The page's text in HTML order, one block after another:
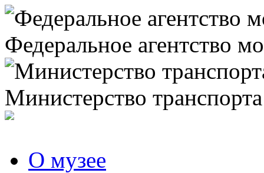
Федеральное агентство
Министерство
О музее